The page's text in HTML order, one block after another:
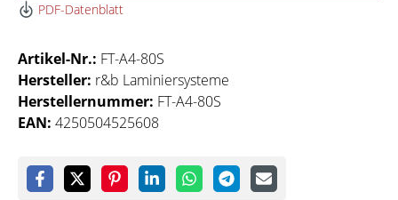
PDF-Datenblatt
Artikel-Nr.: FT-A4-80S
Hersteller: r&b Laminiersysteme
Herstellernummer: FT-A4-80S
EAN: 4250504525608